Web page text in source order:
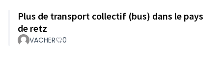
Plus de transport collectif (bus) dans le pays
de retz
VACHER 0